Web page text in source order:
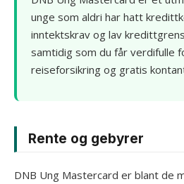
unge som aldri har hatt
inntektskrav og lav
samtidig som du får verdifulle
reiseforsikring og gratis
Rente og gebyrer
DNB Ung Mastercard er blant de